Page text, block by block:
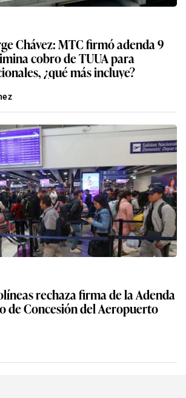
Chávez: MTC firmó adenda 9
cobro de TUUA para
¿qué más incluye?
rechaza firma de la Adenda
de Concesión del Aeropuerto